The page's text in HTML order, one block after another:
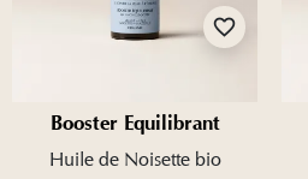
favorite_border
Booster Équilibrant
Huile de Noisette bio